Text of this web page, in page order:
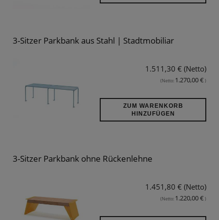
3-Sitzer Parkbank aus Stahl | Stadtmobiliar
1.511,30 € (Netto)
(Netto: 1.270,00 € )
ZUM WARENKORB
HINZUFÜGEN
3-Sitzer Parkbank ohne Rückenlehne
1.451,80 € (Netto)
(Netto: 1.220,00 € )